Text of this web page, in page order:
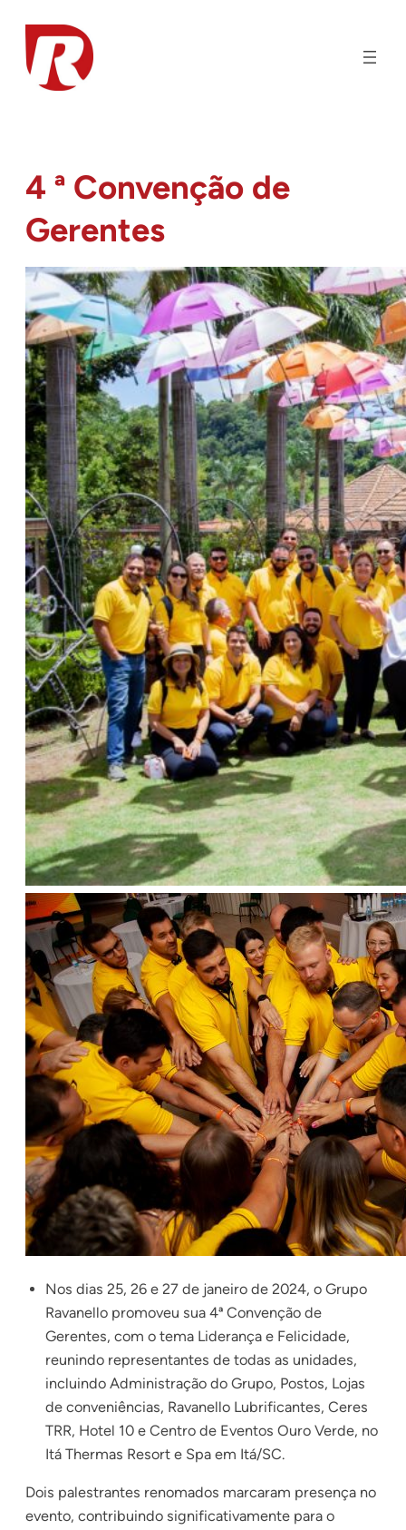
para
conteúdo
4 ª Convenção de
Gerentes
Nos dias 25, 26 e 27 de janeiro de 2024, o Grupo
Ravanello promoveu sua 4ª Convenção de
Gerentes, com o tema Liderança e Felicidade,
reunindo representantes de todas as unidades,
incluindo Administração do Grupo, Postos, Lojas
de conveniências, Ravanello Lubrificantes, Ceres
TRR, Hotel 10 e Centro de Eventos Ouro Verde, no
Itá Thermas Resort e Spa em Itá/SC.
Dois palestrantes renomados marcaram presença no
evento, contribuindo significativamente para o